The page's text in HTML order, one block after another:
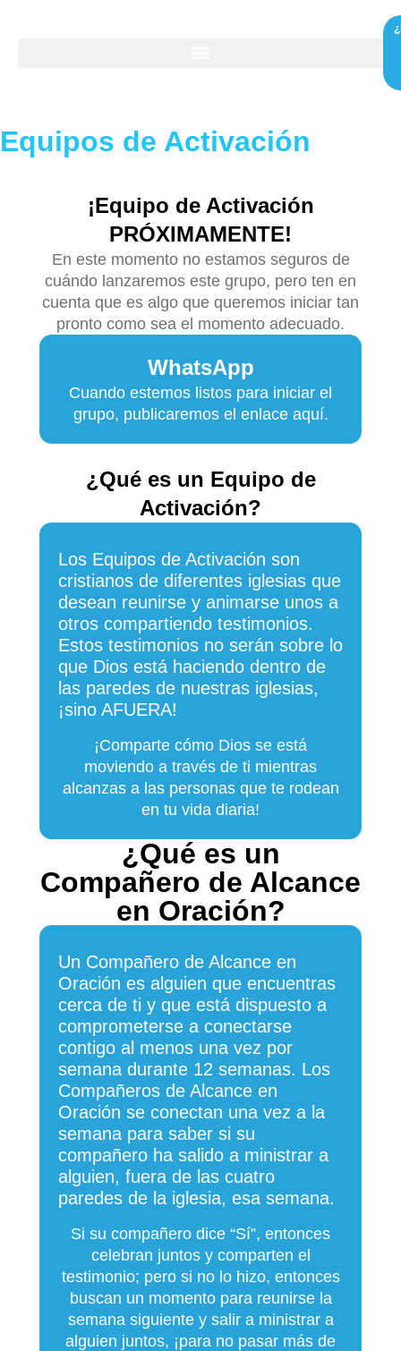
Equipos de Activación
¡Equipo de Activación
PRÓXIMAMENTE!
En este momento no estamos seguros de
cuándo lanzaremos este grupo, pero ten en
cuenta que es algo que queremos iniciar tan
pronto como sea el momento adecuado.
WhatsApp
Cuando estemos listos para iniciar el
grupo, publicaremos el enlace aquí.
¿Qué es un Equipo de
Activación?
Los Equipos de Activación son
cristianos de diferentes iglesias que
desean reunirse y animarse unos a
otros compartiendo testimonios.
Estos testimonios no serán sobre lo
que Dios está haciendo dentro de
las paredes de nuestras iglesias,
¡sino AFUERA!
¡Comparte cómo Dios se está
moviendo a través de ti mientras
alcanzas a las personas que te rodean
en tu vida diaria!
¿Qué es un
Compañero de Alcance
en Oración?
Un Compañero de Alcance en
Oración es alguien que encuentras
cerca de ti y que está dispuesto a
comprometerse a conectarse
contigo al menos una vez por
semana durante 12 semanas. Los
Compañeros de Alcance en
Oración se conectan una vez a la
semana para saber si su
compañero ha salido a ministrar a
alguien, fuera de las cuatro
paredes de la iglesia, esa semana.
Si su compañero dice “Sí”, entonces
celebran juntos y comparten el
testimonio; pero si no lo hizo, entonces
buscan un momento para reunirse la
semana siguiente y salir a ministrar a
alguien juntos, ¡para no pasar más de